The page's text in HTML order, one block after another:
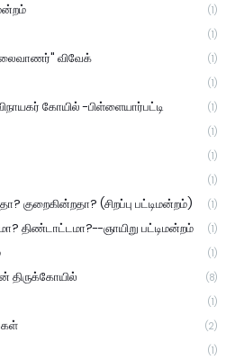
(1)
(1)
விவேக் (1)
(1)
கோயில் -பிள்ளையார்பட்டி (1)
(1)
(1)
(1)
குறைகின்றதா? (சிறப்பு பட்டிமன்றம்) (1)
திண்டாட்டமா?--ஞாயிறு பட்டிமன்றம் (1)
(1)
திருக்கோயில் (8)
(1)
(2)
(1)